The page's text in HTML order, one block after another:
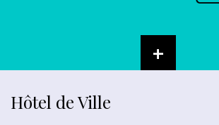
+
Hôtel de Ville